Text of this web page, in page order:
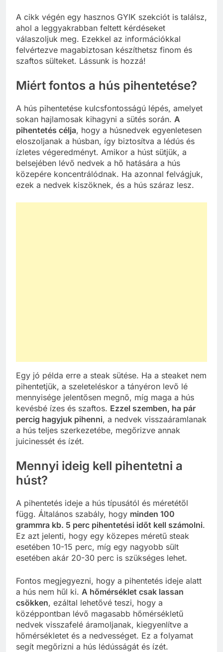
A cikk végén egy hasznos GYIK szekciót is találsz,
ahol a leggyakrabban feltett kérdéseket
válaszoljuk meg. Ezekkel az információkkal
felvértezve magabiztosan készíthetsz finom és
szaftos sülteket. Lássunk is hozzá!
Miért fontos a hús pihentetése?
A hús pihentetése kulcsfontosságú lépés, amelyet
sokan hajlamosak kihagyni a sütés során. A
pihentetés célja, hogy a húsnedvek egyenletesen
eloszoljanak a húsban, így biztosítva a lédús és
ízletes végeredményt. Amikor a húst sütjük, a
belsejében lévő nedvek a hő hatására a hús
közepére koncentrálódnak. Ha azonnal felvágjuk,
ezek a nedvek kiszöknek, és a hús száraz lesz.
Egy jó példa erre a steak sütése. Ha a steaket nem
pihentetjük, a szeleteléskor a tányéron levő lé
mennyisége jelentősen megnő, míg maga a hús
kevésbé ízes és szaftos. Ezzel szemben, ha pár
percig hagyjuk pihenni, a nedvek visszaáramlanak
a hús teljes szerkezetébe, megőrizve annak
juicinessét és ízét.
Mennyi ideig kell pihentetni a
húst?
A pihentetés ideje a hús típusától és méretétől
függ. Általános szabály, hogy minden 100
grammra kb. 5 perc pihentetési időt kell számolni.
Ez azt jelenti, hogy egy közepes méretű steak
esetében 10-15 perc, míg egy nagyobb sült
esetében akár 20-30 perc is szükséges lehet.
Fontos megjegyezni, hogy a pihentetés ideje alatt
a hús nem hűl ki. A hőmérséklet csak lassan
csökken, ezáltal lehetővé teszi, hogy a
középpontban lévő magasabb hőmérsékletű
nedvek visszafelé áramoljanak, kiegyenlítve a
hőmérsékletet és a nedvességet. Ez a folyamat
segít megőrizni a hús lédússágát és ízét.